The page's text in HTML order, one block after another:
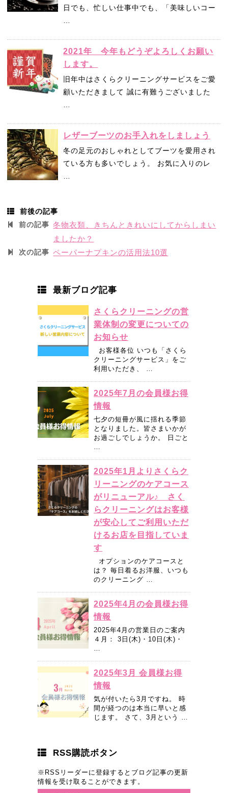
日でも、忙しい仕事中でも、「美味しいコー
…
2021年 今年もどうぞよろしくお願い
します。
旧年中はさくらクリーニングサービスをご愛
顧いただきまして 誠に有難うございました
…
レザーブーツのお手入れをしましょう
冬の足元のおしゃれとしてブーツを愛用され
ている方も多いでしょう。 お気に入りのレ
…
前後の記事
前の記事 冬物衣類、きちんときれいにしてからしまい
ましたか？
次の記事 ペーパーナプキンの活用法10選
最新ブログ記事
さくらクリーニングの営
業体制の変更についての
お知らせ
お客様各位 いつも「さくら
クリーニングサービス」をご
利用いただき、 …
2025年7月の会員様お得
情報
七夕の短冊が風に揺れる季節
となりました。皆さまいかが
お過ごしでしょうか。 日ごと
2025年1月よりさくらク
リーニングのケアコース
がリニューアル♪ さく
らクリーニングはお客様
が安心してご利用いただ
けるお店を目指していま
す
オプションのケアコースと
は？ 毎日着るお洋服、いつも
のクリーニング …
2025年4月の会員様お得
情報
2025年4月の営業日のご案内
４月： 3日(木)・10日(木)・
2025年3月 会員様お得
情報
気が付いたら3月ですね。 時
間が経つのは本当に早いと感
じます。 さて、3月という …
RSS購読ボタン
※RSSリーダーに登録するとブログ記事の更新
情報を受け取ることができます。